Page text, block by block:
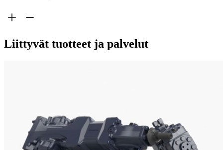
Liittyvät tuotteet ja palvelut